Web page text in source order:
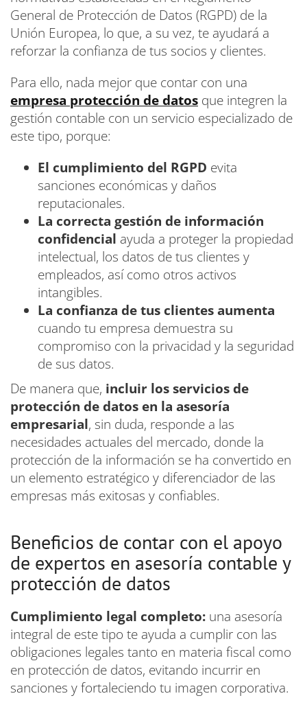
General de Protección de Datos (RGPD) de la
Unión Europea, lo que, a su vez, te ayudará a
reforzar la confianza de tus socios y clientes.
Para ello, nada mejor que contar con una
empresa protección de datos que integren la
gestión contable con un servicio especializado de
este tipo, porque:
El cumplimiento del RGPD evita
sanciones económicas y daños
reputacionales.
La correcta gestión de información
confidencial ayuda a proteger la propiedad
intelectual, los datos de tus clientes y
empleados, así como otros activos
intangibles.
La confianza de tus clientes aumenta
cuando tu empresa demuestra su
compromiso con la privacidad y la seguridad
de sus datos.
De manera que, incluir los servicios de
protección de datos en la asesoría
empresarial, sin duda, responde a las
necesidades actuales del mercado, donde la
protección de la información se ha convertido en
un elemento estratégico y diferenciador de las
empresas más exitosas y confiables.
Beneficios de contar con el apoyo
de expertos en asesoría contable y
protección de datos
Cumplimiento legal completo: una asesoría
integral de este tipo te ayuda a cumplir con las
obligaciones legales tanto en materia fiscal como
en protección de datos, evitando incurrir en
sanciones y fortaleciendo tu imagen corporativa.